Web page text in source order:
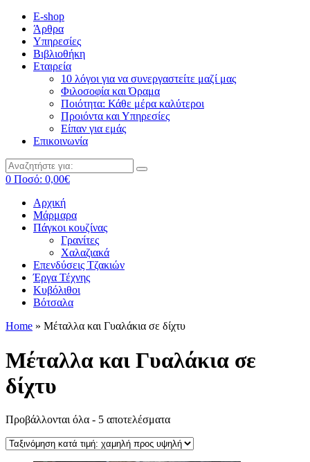
E-shop
Άρθρα
Υπηρεσίες
Βιβλιοθήκη
Εταιρεία
10 λόγοι για να συνεργαστείτε μαζί μας
Φιλοσοφία και Όραμα
Ποιότητα: Κάθε μέρα καλύτεροι
Προιόντα και Υπηρεσίες
Είπαν για εμάς
Επικοινωνία
0 Ποσό: 0,00€
Αρχική
Μάρμαρα
Πάγκοι κουζίνας
Γρανίτες
Χαλαζιακά
Επενδύσεις Τζακιών
Έργα Τέχνης
Κυβόλιθοι
Βότσαλα
Home » Μέταλλα και Γυαλάκια σε δίχτυ
Μέταλλα και Γυαλάκια σε
δίχτυ
Προβάλλονται όλα - 5 αποτελέσματαSorted
price: